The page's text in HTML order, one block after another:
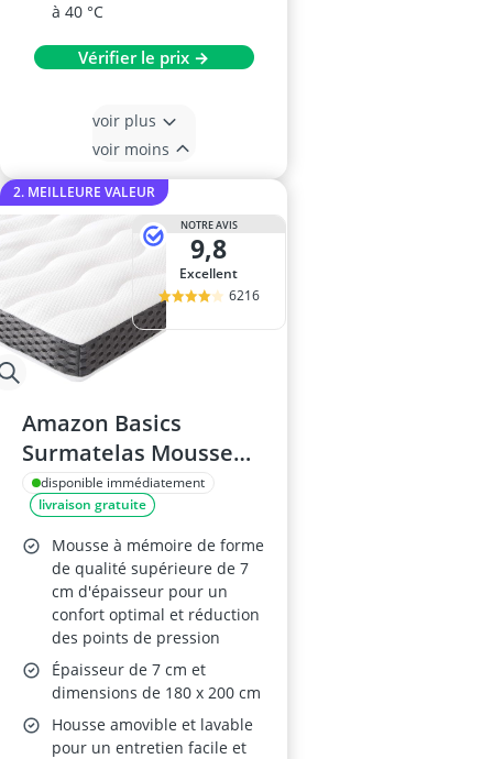
à 40 °C
Vérifier le prix →
voir plus
voir moins
2. MEILLEURE VALEUR
NOTRE AVIS
9,8
Excellent
6216
Amazon Basics
Surmatelas Mousse
Mémoire 180 x 200 cm
disponible immédiatement
livraison gratuite
Mousse à mémoire de forme
de qualité supérieure de 7
cm d'épaisseur pour un
confort optimal et réduction
des points de pression
Épaisseur de 7 cm et
dimensions de 180 x 200 cm
Housse amovible et lavable
pour un entretien facile et